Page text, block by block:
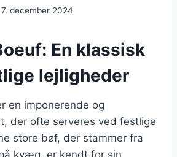
7. december 2024
En klassisk
lejligheder
en imponerende og
der ofte serveres ved festlige
store bøf, der stammer fra
kvæg, er kendt for sin